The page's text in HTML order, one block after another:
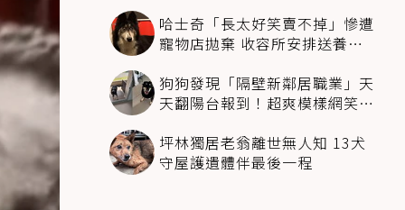
哈士奇「長太好笑賣不掉」慘遭
寵物店拋棄 收容所安排送養活
狗狗發現「隔壁新鄰居職業」天
天翻陽台報到！超爽模樣網笑
坪林獨居老翁離世無人知 13犬
守屋護遺體伴最後一程